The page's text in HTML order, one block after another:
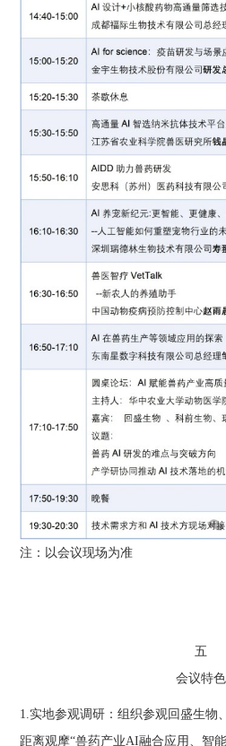
注：以会议现场为准
五
会议特色
1.实地参观调研：组织参观回盛生物
距离观摩“兽药产业AI融合应用、智